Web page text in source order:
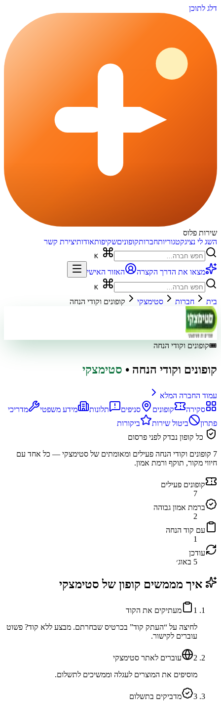
דלג לתוכן
שירות פלוס
השג לי נציגקטגוריותחברותקופוניםשקיפותאודותיצירת קשר
מצאו את הדרך הקצרה האזור האישי
בית חברות סטימצקי קופונים וקודי הנחה
🎟️קופונים וקודי הנחה
קופונים וקודי הנחה • סטימצקי
עמוד החברה המלא
סקירה
קופונים סניפים תלונות מידע משפטי
מדריכי
פתרון
ביטול שירות
ביקורות
כל קופון נבדק לפני פרסום
7 קופונים וקודי הנחה פעילים ומאומתים של סטימצקי — כל אחד עם
חיווי מקור, תוקף ורמת אמון.
קופונים פעילים
7
ברמת אמון גבוהה
2
עם קוד הנחה
1
עודכן
5 באוג׳
איך מממשים קופון של סטימצקי
1
מעתיקים את הקוד
לחיצה על “העתק קוד” בכרטיס שבחרתם. מבצע ללא קוד? פשוט
עוברים לקישור.
2
עוברים לאתר סטימצקי
מוסיפים את המוצרים לעגלה וממשיכים לתשלום.
3
מדביקים בתשלום